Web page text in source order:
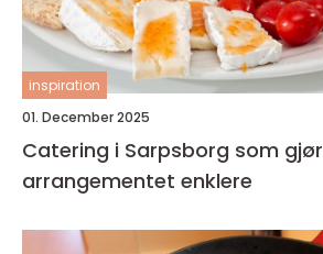
inspiration
01. December 2025
Catering i Sarpsborg som gjør
arrangementet enklere